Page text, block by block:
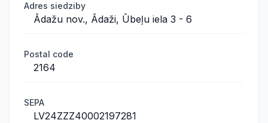
Adres siedziby
Ādažu nov., Ādaži, Ūbeļu iela 3 - 6
Postal code
2164
SEPA
LV24ZZZ40002197281